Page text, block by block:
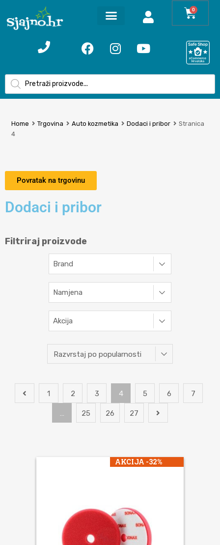
0
Home Trgovina Auto kozmetika Dodaci i pribor
Stranica
4
Povratak na trgovinu
Dodaci i pribor
Filtriraj proizvode
Brand
Namjena
Akcija
1 2 3 4 5 6 7
… 25 26 27
AKCIJA -32%